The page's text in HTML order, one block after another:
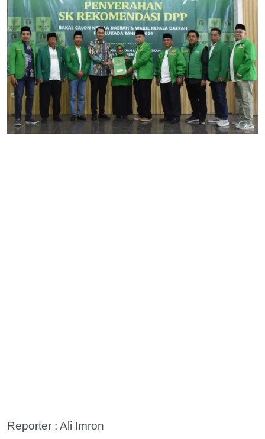
Reporter : Ali Imron